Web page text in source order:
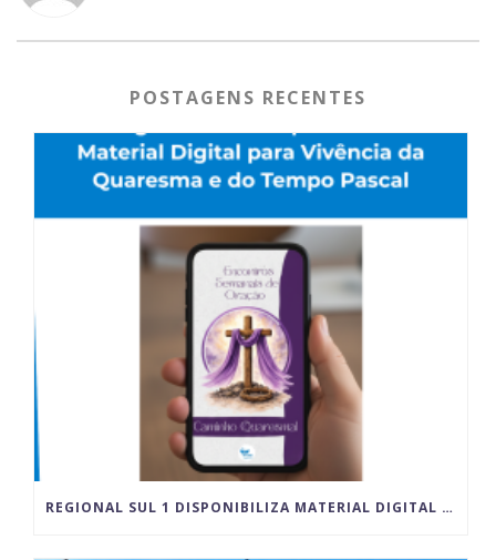
POSTAGENS RECENTES
REGIONAL SUL 1 DISPONIBILIZA MATERIAL DIGITAL PARA VIVÊNCIA DA QUARESMA E DO TEMPO PASCAL